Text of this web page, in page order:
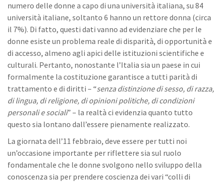
numero delle donne a capo di una università italiana, su 84
università italiane, soltanto 6 hanno un rettore donna (circa
il 7%). Di fatto, questi dati vanno ad evidenziare che per le
donne esiste un problema reale di disparità, di opportunità e
di accesso, almeno agli apici delle istituzioni scientifiche e
culturali. Pertanto, nonostante l’Italia sia un paese in cui
formalmente la costituzione garantisce a tutti parità di
trattamento e di diritti – “senza distinzione di sesso, di razza,
di lingua, di religione, di opinioni politiche, di condizioni
personali e sociali” – la realtà ci evidenzia quanto tutto
questo sia lontano dall’essere pienamente realizzato.
La giornata dell’11 febbraio, deve essere per tutti noi
un’occasione importante per riflettere sia sul ruolo
fondamentale che le donne svolgono nello sviluppo della
conoscenza sia per prendere coscienza dei vari “colli di